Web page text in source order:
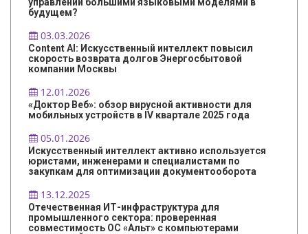
управлении большими языковыми моделями в
будущем?
03.03.2026
Content AI: Искусственный интеллект повысил
скорость возврата долгов Энергосбытовой
компании Москвы
12.01.2026
«Доктор Веб»: обзор вирусной активности для
мобильных устройств в IV квартале 2025 года
05.01.2026
Искусственный интеллект активно используется
юристами, инженерами и специалистами по
закупкам для оптимизации документооборота
13.12.2025
Отечественная ИТ-инфраструктура для
промышленного сектора: проверенная
совместимость ОС «Альт» с компьютерами